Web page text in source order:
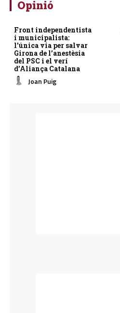
Opinió
Front independentista
i municipalista:
l’única via per salvar
Girona de l’anestèsia
del PSC i el verí
d’Aliança Catalana
Joan Puig